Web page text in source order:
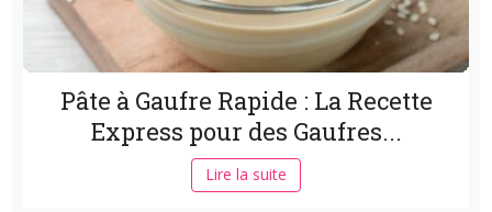
Pâte à Gaufre Rapide : La Recette
Express pour des Gaufres...
Lire la suite